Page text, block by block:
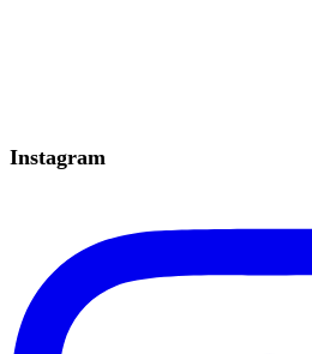
Instagram